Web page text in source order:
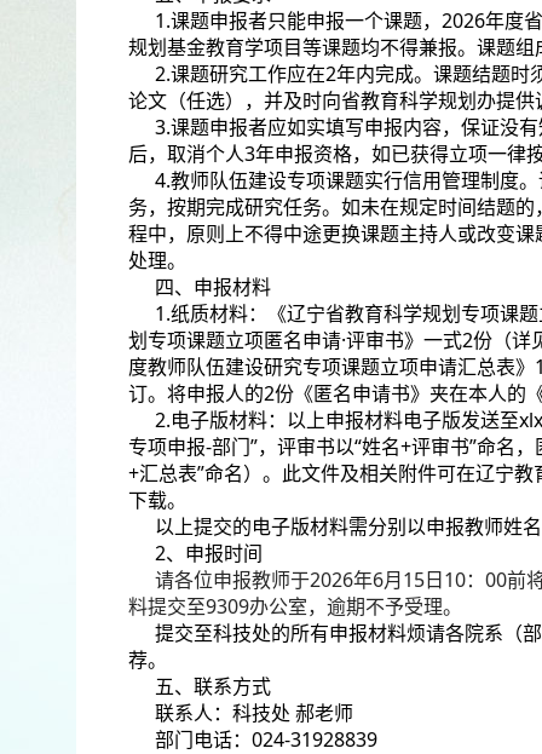
1.课题申报者只能申报一个课题，2026年度
规划基金教育学项目等课题均不得兼报。课题
2.课题研究工作应在2年内完成。课题结题
论文（任选），并及时向省教育科学规划办提
3.课题申报者应如实填写申报内容，保证没
后，取消个人3年申报资格，如已获得立项一律
4.教师队伍建设专项课题实行信用管理制度
务，按期完成研究任务。如未在规定时间结题
程中，原则上不得中途更换课题主持人或改变
处理。
四、申报材料
1.纸质材料：《辽宁省教育科学规划专项课
划专项课题立项匿名申请·评审书》一式2份（
度教师队伍建设研究专项课题立项申请汇总表
订。将申报人的2份《匿名申请书》夹在本人的
2.电子版材料：以上申报材料电子版发送至
专项申报-部门”，评审书以“姓名+评审书”命名
+汇总表”命名）。此文件及相关附件可在辽宁
下载。
以上提交的电子版材料需分别以申报教师姓
2、申报时间
请各位申报教师于2026年6月15日10：00前
料提交至9309办公室，逾期不予受理。
提交至科技处的所有申报材料烦请各院系（
荐。
五、联系方式
联系人：科技处 郝老师
部门电话：024-31928839